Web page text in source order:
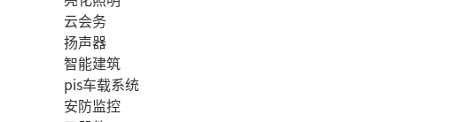
云会务
扬声器
智能建筑
pis车载系统
安防监控